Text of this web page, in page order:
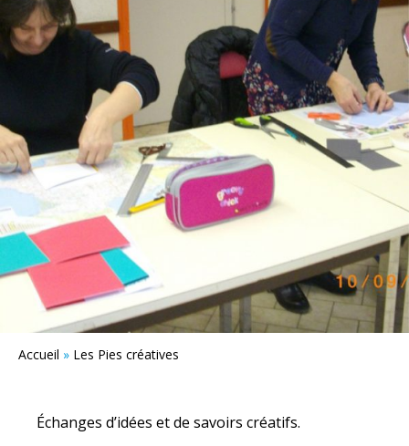
Accueil » Les Pies créatives
Échanges d’idées et de savoirs créatifs.